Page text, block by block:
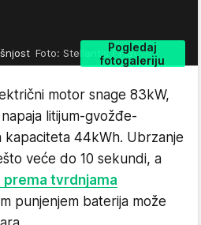
Pogledaj
fotogaleriju
Foto: Stellantis / Fiat
motor snage 83kW,
litijum-gvožđe-
kapaciteta 44kWh. Ubrzanje
veće do 10 sekundi, a
prema tvrdnjama
punjenjem baterija može